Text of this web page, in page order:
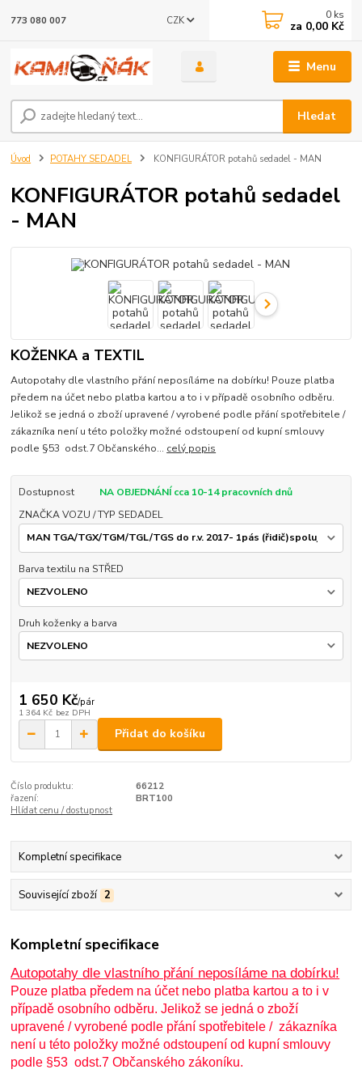
Menu
CZK
Hledat
773 080 007 0 ks
za 0,00 Kč
Úvod POTAHY SEDADEL KONFIGURÁTOR potahů sedadel - MAN
KONFIGURÁTOR potahů sedadel
- MAN
KOŽENKA a TEXTIL
Autopotahy dle vlastního přání neposíláme na dobírku! Pouze platba
předem na účet nebo platba kartou a to i v případě osobního odběru.
Jelikož se jedná o zboží upravené / vyrobené podle přání spotřebitele /
zákazníka není u této položky možné odstoupení od kupní smlouvy
podle §53 odst.7 Občanského... celý popis
Dostupnost
NA OBJEDNÁNÍ cca 10-14 pracovních dnů
ZNAČKA VOZU / TYP SEDADEL
Barva textilu na STŘED
Druh koženky a barva
1 650 Kč/pár
1 364 Kč bez DPH
Přidat do košíku
Číslo produktu:
66212
řazení:
BRT100
Hlídat cenu / dostupnost
Kompletní specifikace
Související zboží 2
Kompletní specifikace
Autopotahy dle vlastního přání neposíláme na dobírku!
Pouze platba předem na účet nebo platba kartou a to i v
případě osobního odběru. Jelikož se jedná o zboží
upravené / vyrobené podle přání spotřebitele / zákazníka
není u této položky možné odstoupení od kupní smlouvy
podle §53 odst.7 Občanského zákoníku.